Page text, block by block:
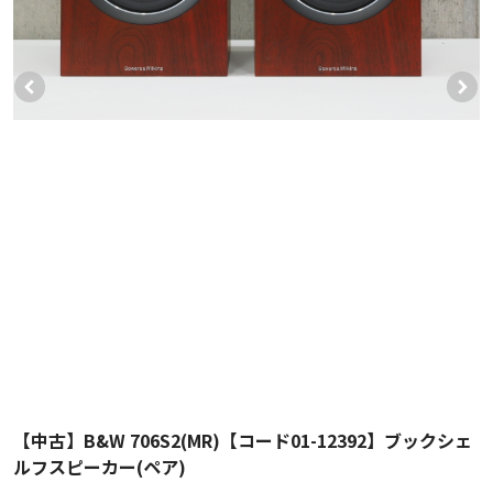
【中古】B&W 706S2(MR)【コード01-12392】ブックシェ
ルフスピーカー(ペア)